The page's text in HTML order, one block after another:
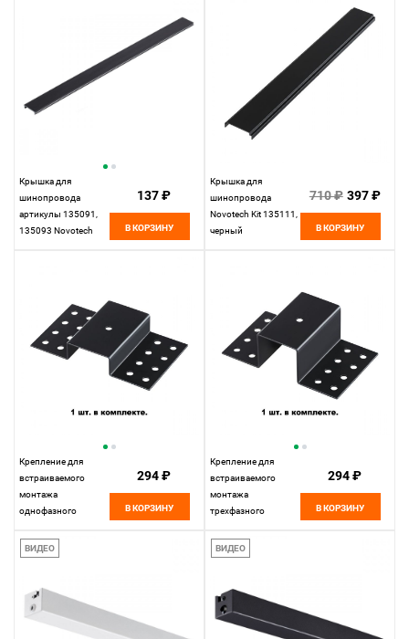
Крышка для
шинопровода
артикулы 135091,
135093 Novotech
137 ₽
В КОРЗИНУ
Крышка для
шинопровода
Novotech Kit 135111,
черный
710 ₽ 397 ₽
В КОРЗИНУ
Крепление для
встраиваемого
монтажа
однофазного
Novotech 135112,
черный
294 ₽
В КОРЗИНУ
Крепление для
встраиваемого
монтажа
трехфазного
Novotech 135113,
черный
294 ₽
В КОРЗИНУ
ВИДЕО ВИДЕО